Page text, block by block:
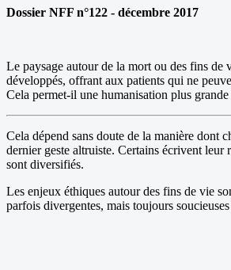
Dossier NFF n°122 - décembre 2017
Le paysage autour de la mort ou des fins de
développés, offrant aux patients qui ne
Cela permet-il une humanisation plus
Cela dépend sans doute de la manière dont
dernier geste altruiste. Certains écrivent leur
sont diversifiés.
Les enjeux éthiques autour des fins de vie
parfois divergentes, mais toujours